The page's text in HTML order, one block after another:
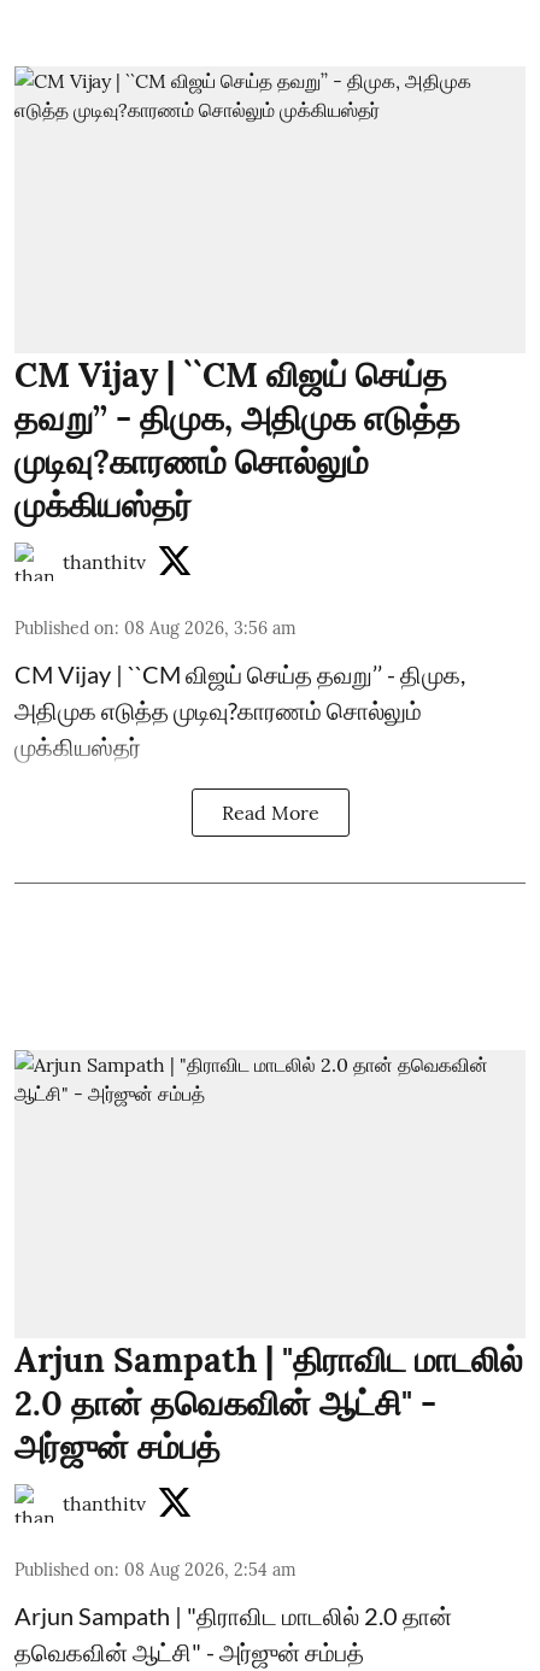
CM Vijay | ``CM விஜய் செய்த
தவறு’’ - திமுக, அதிமுக எடுத்த
முடிவு?காரணம் சொல்லும்
முக்கியஸ்தர்
thanthitv
Published on: 08 Aug 2026, 3:56 am
CM Vijay | ``CM விஜய் செய்த தவறு’’ - திமுக,
அதிமுக எடுத்த முடிவு?காரணம் சொல்லும்
முக்கியஸ்தர்
Read More
Arjun Sampath | "திராவிட மாடலில்
2.0 தான் தவெகவின் ஆட்சி" -
அர்ஜுன் சம்பத்
thanthitv
Published on: 08 Aug 2026, 2:54 am
Arjun Sampath | "திராவிட மாடலில் 2.0 தான்
தவெகவின் ஆட்சி" - அர்ஜுன் சம்பத்